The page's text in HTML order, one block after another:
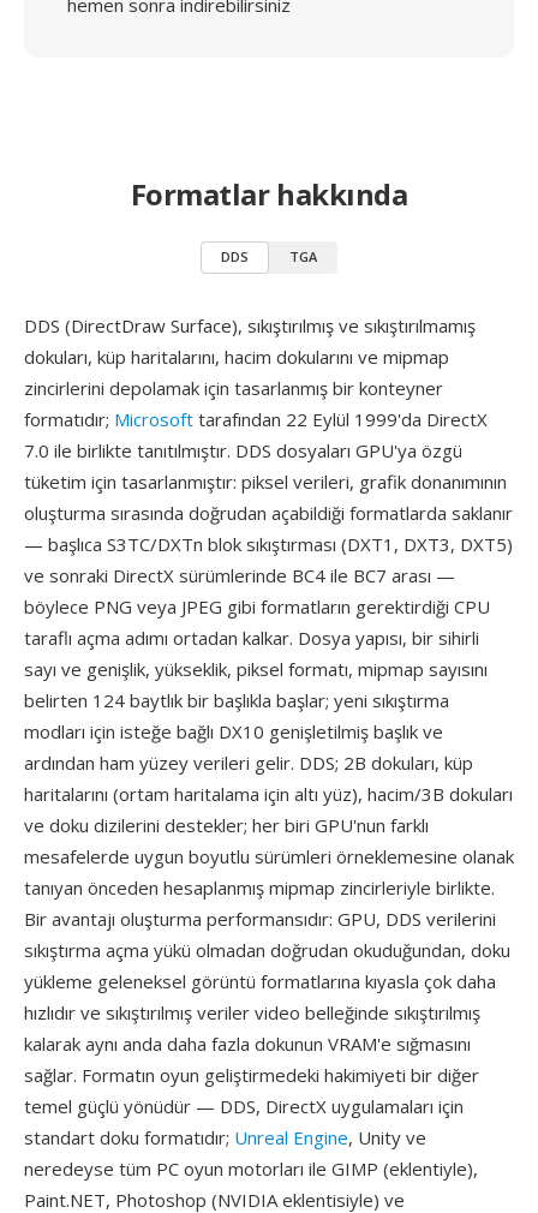
hemen sonra indirebilirsiniz
Formatlar hakkında
DDS TGA
DDS (DirectDraw Surface), sıkıştırılmış ve sıkıştırılmamış
dokuları, küp haritalarını, hacim dokularını ve mipmap
zincirlerini depolamak için tasarlanmış bir konteyner
formatıdır; Microsoft tarafından 22 Eylül 1999'da DirectX
7.0 ile birlikte tanıtılmıştır. DDS dosyaları GPU'ya özgü
tüketim için tasarlanmıştır: piksel verileri, grafik donanımının
oluşturma sırasında doğrudan açabildiği formatlarda saklanır
— başlıca S3TC/DXTn blok sıkıştırması (DXT1, DXT3, DXT5)
ve sonraki DirectX sürümlerinde BC4 ile BC7 arası —
böylece PNG veya JPEG gibi formatların gerektirdiği CPU
taraflı açma adımı ortadan kalkar. Dosya yapısı, bir sihirli
sayı ve genişlik, yükseklik, piksel formatı, mipmap sayısını
belirten 124 baytlık bir başlıkla başlar; yeni sıkıştırma
modları için isteğe bağlı DX10 genişletilmiş başlık ve
ardından ham yüzey verileri gelir. DDS; 2B dokuları, küp
haritalarını (ortam haritalama için altı yüz), hacim/3B dokuları
ve doku dizilerini destekler; her biri GPU'nun farklı
mesafelerde uygun boyutlu sürümleri örneklemesine olanak
tanıyan önceden hesaplanmış mipmap zincirleriyle birlikte.
Bir avantajı oluşturma performansıdır: GPU, DDS verilerini
sıkıştırma açma yükü olmadan doğrudan okuduğundan, doku
yükleme geleneksel görüntü formatlarına kıyasla çok daha
hızlıdır ve sıkıştırılmış veriler video belleğinde sıkıştırılmış
kalarak aynı anda daha fazla dokunun VRAM'e sığmasını
sağlar. Formatın oyun geliştirmedeki hakimiyeti bir diğer
temel güçlü yönüdür — DDS, DirectX uygulamaları için
standart doku formatıdır; Unreal Engine, Unity ve
neredeyse tüm PC oyun motorları ile GIMP (eklentiyle),
Paint.NET, Photoshop (NVIDIA eklentisiyle) ve